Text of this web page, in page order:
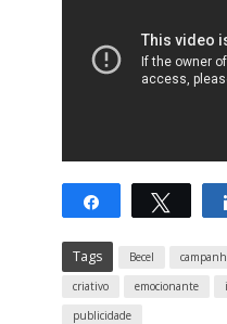
Compartilhar
Tags Becel
criativo
emocionante
publicidade